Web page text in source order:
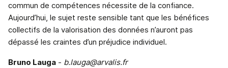
commun de compétences nécessite de la confiance.
Aujourd’hui, le sujet reste sensible tant que les bénéfices
collectifs de la valorisation des données n’auront pas
dépassé les craintes d’un préjudice individuel.
Bruno Lauga - b.lauga@arvalis.fr